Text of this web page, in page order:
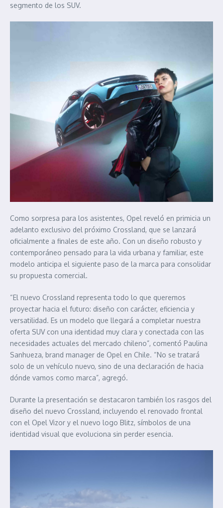
segmento de los SUV.
Como sorpresa para los asistentes, Opel reveló en primicia un
adelanto exclusivo del próximo Crossland, que se lanzará
oficialmente a finales de este año. Con un diseño robusto y
contemporáneo pensado para la vida urbana y familiar, este
modelo anticipa el siguiente paso de la marca para consolidar
su propuesta comercial.
“El nuevo Crossland representa todo lo que queremos
proyectar hacia el futuro: diseño con carácter, eficiencia y
versatilidad. Es un modelo que llegará a completar nuestra
oferta SUV con una identidad muy clara y conectada con las
necesidades actuales del mercado chileno”, comentó Paulina
Sanhueza, brand manager de Opel en Chile. “No se tratará
solo de un vehículo nuevo, sino de una declaración de hacia
dónde vamos como marca”, agregó.
Durante la presentación se destacaron también los rasgos del
diseño del nuevo Crossland, incluyendo el renovado frontal
con el Opel Vizor y el nuevo logo Blitz, símbolos de una
identidad visual que evoluciona sin perder esencia.